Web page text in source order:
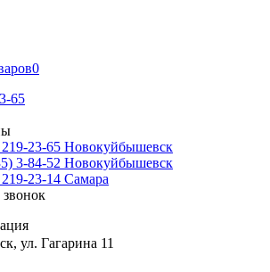
0
65
23-65 Новокуйбышевск
3-84-52 Новокуйбышевск
23-14 Самара
звонок
ул. Гагарина 11